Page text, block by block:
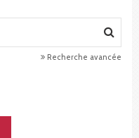
Recherche avancée